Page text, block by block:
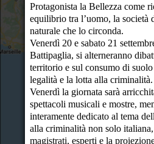
21
22
23
Protagonista la Bellezza come
equilibrio tra l’uomo, la società
naturale che lo circonda.
Venerdì 20 e sabato 21
Battipaglia, si alterneranno
territorio e sul consumo di
legalità e la lotta alla criminalità.
Venerdì la giornata sarà
spettacoli musicali e mostre,
interamente dedicato al tema
alla criminalità non solo
magistrati, esperti e la